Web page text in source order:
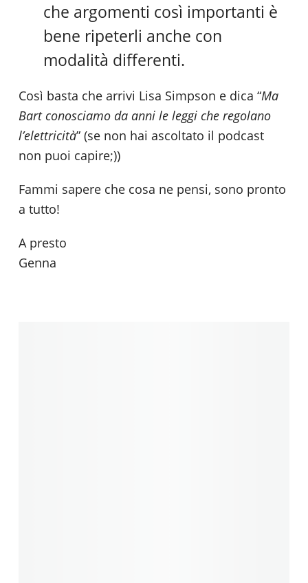
che argomenti così importanti è
bene ripeterli anche con
modalità differenti.
Così basta che arrivi Lisa Simpson e dica “Ma
Bart conosciamo da anni le leggi che regolano
l’elettricità” (se non hai ascoltato il podcast
non puoi capire;))
Fammi sapere che cosa ne pensi, sono pronto
a tutto!
A presto
Genna